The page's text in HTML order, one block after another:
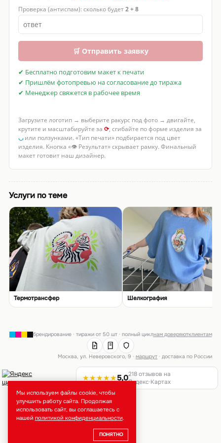
Проверка (антиспам): сколько будет2 + 8
🛒 Отправить заявку
✔ Бесплатно подготовим макет к печати
✔ Пришлём фотопревью на согласование до тиража
✔ Менеджер свяжется в рабочее время
Загрузите логотип → выберите ракурс под фото → двигайте,
крутите и масштабируйте за ⟳, сгибайте по форме изделия за
◡или ползунками. «Тип печати» подбирается под цвет
изделия. Кнопка «👁 Результат» скрывает рамку. Финальный
макет готовит наш дизайнер.
Услуги по теме
Термотрансфер Шелкография
брендирование · тиражи от 50 шт · полный циклнам доверяютклиентам
Москва, ул. Неверовского, 9 ·маршрут · доставка по России
★★★★★5,0218 отзывов на
Яндекс·Картах
Мы используем файлы cookie, чтобы
улучшить работу сайта. Продолжая
использовать сайт, вы соглашаетесь с
нашей политикой конфиденциальности.
ПОНЯТНО